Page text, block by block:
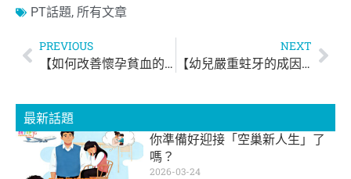
PT話題, 所有文章
PREVIOUS
【如何改善懷孕貧血的問題？】
NEXT
【幼兒嚴重蛀牙的成因】
最新話題
你準備好迎接「空巢新人生」了
嗎？
2026-03-24